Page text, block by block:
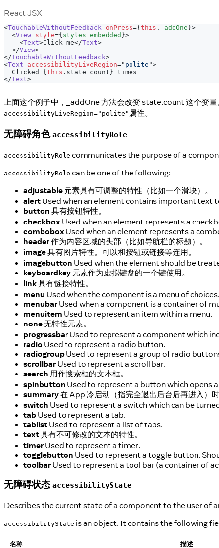
React JSX
<TouchableWithoutFeedback onPress={ this . _addOne }>
<View style={ styles . embedded }>
<Text>Click me</Text>
</View>
</TouchableWithoutFeedback>
<Text accessibilityLiveRegion=" polite ">
  Clicked
{ this . state . count } times
</Text>
上面这个例子中，_addOne 方法会改变 state.count 这个变
accessibilityLiveRegion="polite" 属性。
无障碍角色accessibilityRole
accessibilityRole communicates the purpose of a
accessibilityRole can be one of the following:
adjustable 元素具有可调整的特性（比如一个滑块）。
alert Used when an element contains important text
button 具有按钮特性。
checkbox Used when an element represents a
combobox Used when an element represents a
header作为内容区域的头部（比如导航栏的标题）。
image具有图片特性。可以和按钮或链接等连用。
imagebutton Used when the element should be
keyboardkey 元素作为虚拟键盘的一个键使用。
link具有链接特性。
menu Used when the component is a menu of choices.
menubar Used when a component is a container of
menuitem Used to represent an item within a menu.
none无特性元素。
progressbar Used to represent a component which
radio Used to represent a radio button.
radiogroup Used to represent a group of radio
scrollbar Used to represent a scroll bar.
search 用作搜索框的文本框。
spinbutton Used to represent a button which opens
summary在 App 冷启动（指完全退出后台后再进入）
switch Used to represent a switch which can be
tab Used to represent a tab.
tablist Used to represent a list of tabs.
text具有不可修改的文本的特性。
timer Used to represent a timer.
togglebutton Used to represent a toggle button.
toolbar Used to represent a tool bar (a container of
无障碍状态 accessibilityState
Describes the current state of a component to the user of
accessibilityState is an object. It contains the following
名称 描述